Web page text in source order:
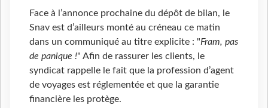
Face à l’annonce prochaine du dépôt de bilan, le
Snav est d’ailleurs monté au créneau ce matin
dans un communiqué au titre explicite : "Fram, pas
de panique !" Afin de rassurer les clients, le
syndicat rappelle le fait que la profession d’agent
de voyages est réglementée et que la garantie
financière les protège.